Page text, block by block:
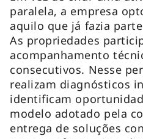
paralela, a empresa
aquilo que já fazia
As propriedades
acompanhamento
consecutivos. Nesse
realizam diagnósticos
identificam
modelo adotado pela
entrega de soluções